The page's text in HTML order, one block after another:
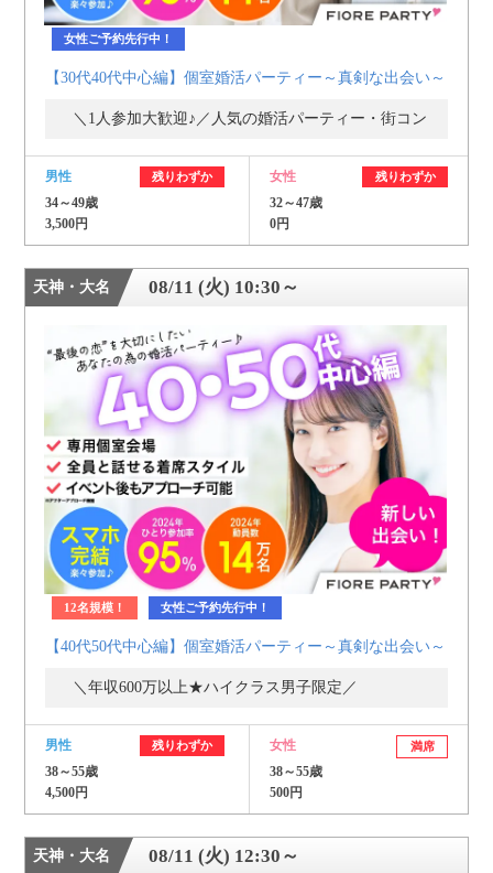
女性ご予約先行中！
【30代40代中心編】個室婚活パーティー～真剣な出会い～
＼1人参加大歓迎♪／人気の婚活パーティー・街コン
男性 残りわずか
34～49歳
3,500円
女性 残りわずか
32～47歳
0円
天神・大名 08/11 (火) 10:30～
12名規模！ 女性ご予約先行中！
【40代50代中心編】個室婚活パーティー～真剣な出会い～
＼年収600万以上★ハイクラス男子限定／
男性 残りわずか
38～55歳
4,500円
女性 満席
38～55歳
500円
天神・大名 08/11 (火) 12:30～